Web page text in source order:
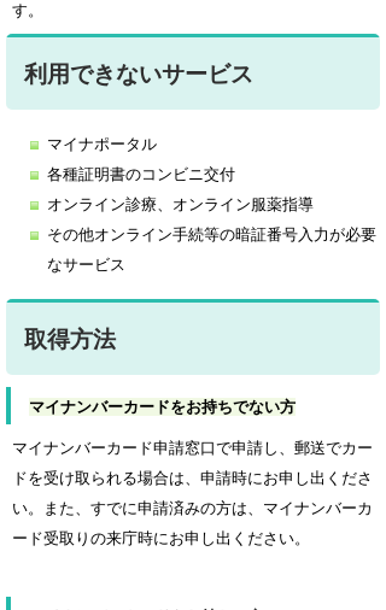
す。
利用できないサービス
マイナポータル
各種証明書のコンビニ交付
オンライン診療、オンライン服薬指導
その他オンライン手続等の暗証番号入力が必要
なサービス
取得方法
マイナンバーカードをお持ちでない方
マイナンバーカード申請窓口で申請し、郵送でカー
ドを受け取られる場合は、申請時にお申し出くださ
い。また、すでに申請済みの方は、マイナンバーカ
ード受取りの来庁時にお申し出ください。